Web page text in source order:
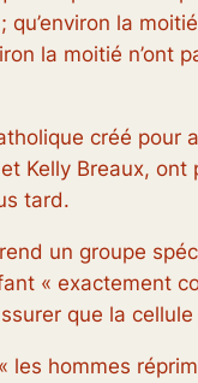
la
la moitié n’ont
créé pour
Kelly Breaux,
tard.
un groupe
« exactement
que la
les hommes